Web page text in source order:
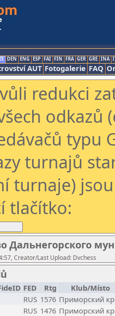
DEN ENG ESP FAI FIN FRA GER GRE INA
AUT Fotogalerie FAQ
redukci
odkazů
typu
turnajů
turnaje)
tlačítko:
Дальнегорского
Creator/Last Upload: Dvchess
FED Rtg
Klub/Místo
RUS 1576 Приморский
RUS 1476 Приморский